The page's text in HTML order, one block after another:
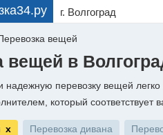
г. Волгоград
вещей
вещей в
надежную перевозку вещей
который
х Перевозка дивана